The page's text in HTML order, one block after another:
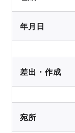
年月日
差出・作成
宛所